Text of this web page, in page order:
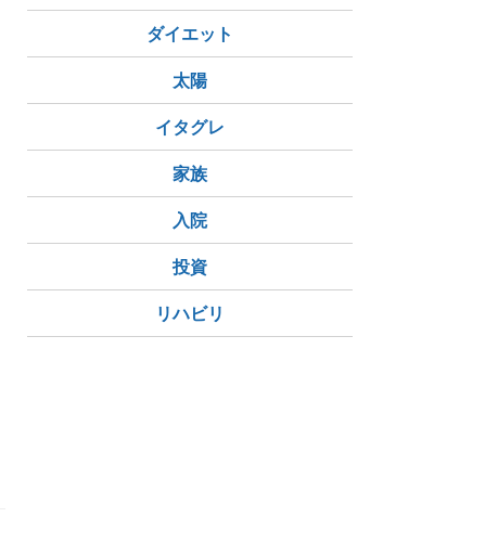
ダイエット
太陽
イタグレ
家族
入院
投資
リハビリ